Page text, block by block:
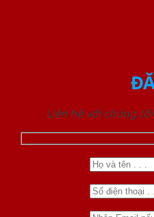
Liên hệ với chúng